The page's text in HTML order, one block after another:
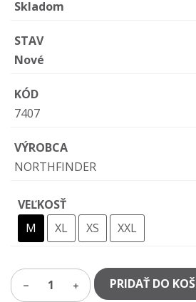
Skladom
STAV
Nové
KÓD
7407
VÝROBCA
NORTHFINDER
VEĽKOSŤ
M
XL XS XXL
1 PRIDAŤ DO